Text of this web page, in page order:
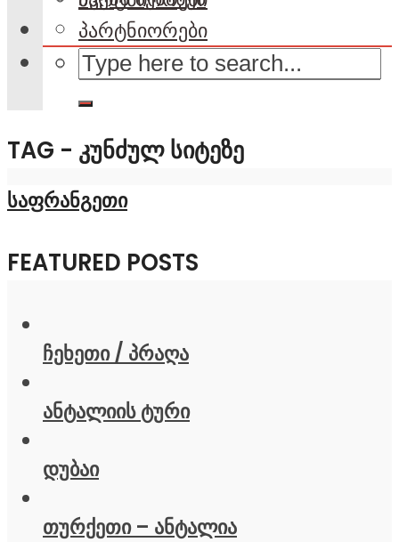
პარტნიორები
TAG - ᲙᲣᲜᲫᲣᲚ ᲡᲘᲢᲔᲖᲔ
საფრანგეთი
FEATURED POSTS
ჩეხეთი / პრაღა
ანტალიის ტური
დუბაი
თურქეთი – ანტალია